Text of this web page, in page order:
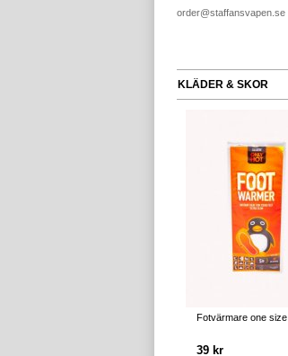
order@staffansvapen.se
KLÄDER & SKOR
Fotvärmare one size
39 kr